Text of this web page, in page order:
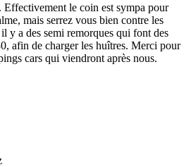
Effectivement le coin est sympa pour
mais serrez vous bien contre les
y a des semi remorques qui font des
afin de charger les huîtres. Merci pour
cars qui viendront après nous.